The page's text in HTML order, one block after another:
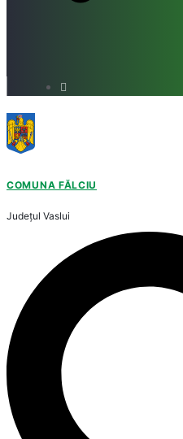
COMUNA FĂLCIU
Județul Vaslui